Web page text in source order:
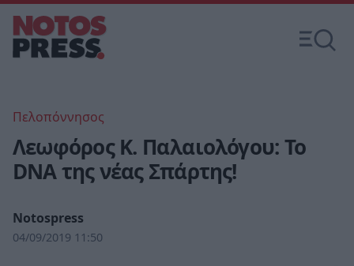
Πελοπόννησος
Λεωφόρος Κ. Παλαιολόγου: Το
DNA της νέας Σπάρτης!
Notospress
04/09/2019 11:50